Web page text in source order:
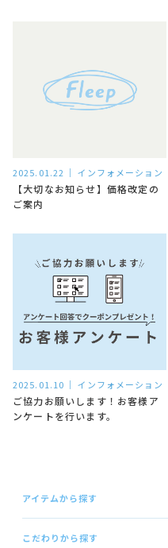
2025.01.22 インフォメーション
【大切なお知らせ】価格改定の
ご案内
2025.01.10 インフォメーション
ご協力お願いします！お客様ア
ンケートを行います。
アイテムから探す
こだわりから探す